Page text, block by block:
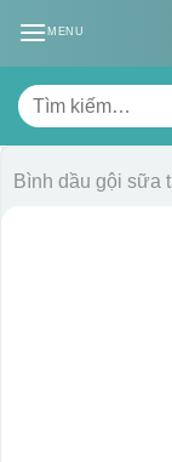
MENU
Tìm
kiếm:
Bình dầu gội sữa